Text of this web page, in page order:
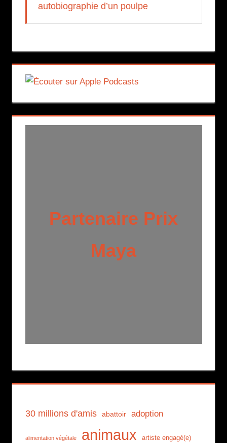
autobiographie d’un poulpe
Partenaire Prix
Maya
30 millions d'amis abattoir adoption
alimentation végétale animaux artiste engagé(e)